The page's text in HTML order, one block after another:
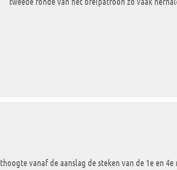
vanaf de aanslag de steken van de 1e en